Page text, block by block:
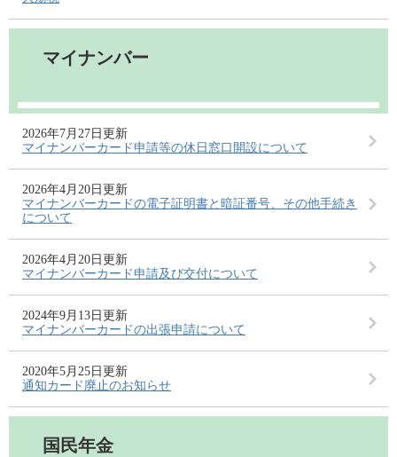
マイナンバー
2026年7月27日更新
マイナンバーカード申請等の休日窓口開設について
2026年4月20日更新
マイナンバーカードの電子証明書と暗証番号、その他手続き
について
2026年4月20日更新
マイナンバーカード申請及び交付について
2024年9月13日更新
マイナンバーカードの出張申請について
2020年5月25日更新
通知カード廃止のお知らせ
国民年金